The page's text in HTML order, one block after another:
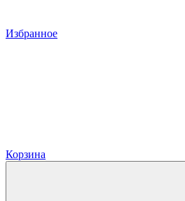
Избранное
Корзина